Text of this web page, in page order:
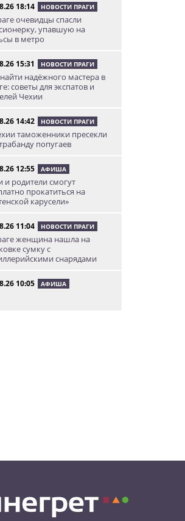
18:14 НОВОСТИ ПРАГИ
очевидцы спасли
упавшую на
в метро
15:31 НОВОСТИ ПРАГИ
надёжного мастера в
советы для экспатов и
Чехии
14:42 НОВОСТИ ПРАГИ
таможенники пресекли
попугаев
12:55 АФИША
и родители смогут
прокатиться на
карусели»
11:04 НОВОСТИ ПРАГИ
женщина нашла на
сумку с
снарядами
10:05 АФИША